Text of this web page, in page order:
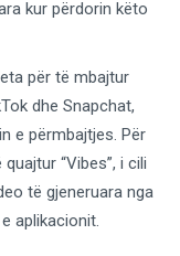
kur përdorin këto
për të mbajtur
dhe Snapchat,
e përmbajtjes. Për
“Vibes”, i cili
të gjeneruara nga
aplikacionit.